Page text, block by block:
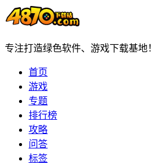
专注打造绿色软件、游戏下载基地！
首页
游戏
专题
排行榜
攻略
问答
标签